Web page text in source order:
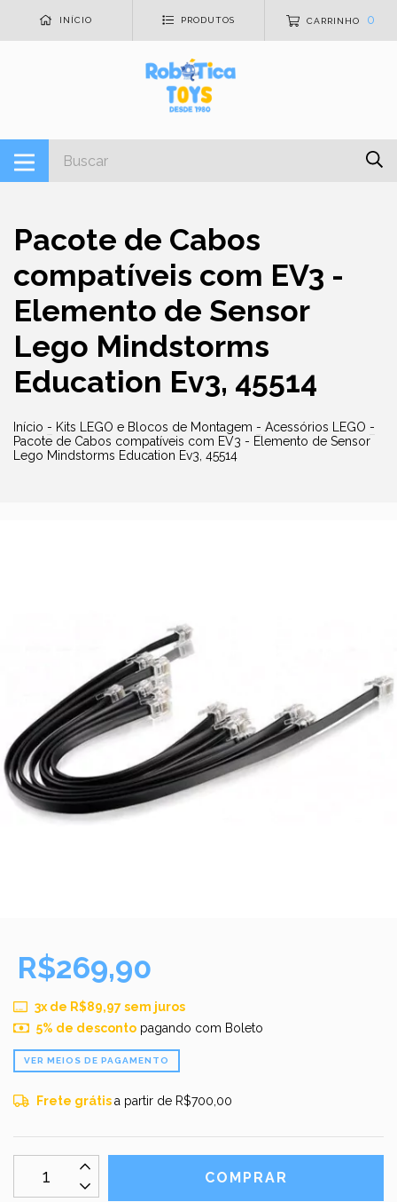
INÍCIO PRODUTOS CARRINHO 0
Pacote de Cabos
compatíveis com EV3 -
Elemento de Sensor
Lego Mindstorms
Education Ev3, 45514
Início - Kits LEGO e Blocos de Montagem - Acessórios LEGO -
Pacote de Cabos compatíveis com EV3 - Elemento de Sensor
Lego Mindstorms Education Ev3, 45514
R$269,90
3x de R$89,97sem juros
5% de descontopagando com Boleto
VER MEIOS DE PAGAMENTO
Frete grátisa partir de R$700,00